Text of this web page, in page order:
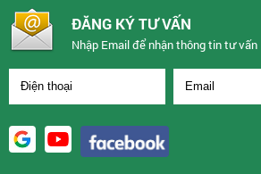
ĐĂNG KÝ TƯ VẤN
Nhập Email để nhận thông tin tư vấn